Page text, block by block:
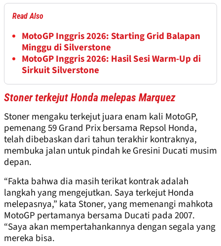
Read Also
MotoGP Inggris 2026: Starting Grid Balapan
Minggu di Silverstone
MotoGP Inggris 2026: Hasil Sesi Warm-Up di
Sirkuit Silverstone
Stoner terkejut Honda melepas Marquez
Stoner mengaku terkejut juara enam kali MotoGP,
pemenang 59 Grand Prix bersama Repsol Honda,
telah dibebaskan dari tahun terakhir kontraknya,
membuka jalan untuk pindah ke Gresini Ducati musim
depan.
“Fakta bahwa dia masih terikat kontrak adalah
langkah yang mengejutkan. Saya terkejut Honda
melepasnya,” kata Stoner, yang memenangi mahkota
MotoGP pertamanya bersama Ducati pada 2007.
“Saya akan mempertahankannya dengan segala yang
mereka bisa.